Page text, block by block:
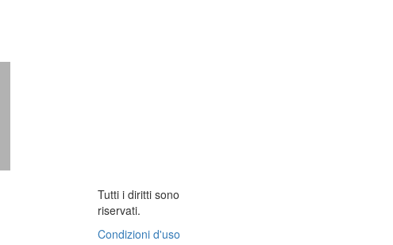
Tutti i diritti sono
riservati.
Condizioni d'uso